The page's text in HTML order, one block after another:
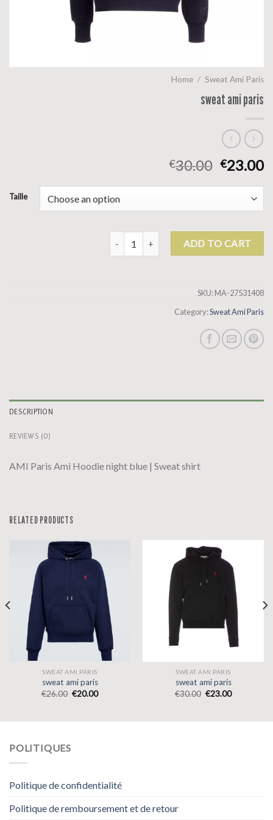
Home / Sweat Ami Paris
sweat ami paris
€30.00 €23.00
Taille
sweat ami paris quantityADD TO CART
SKU:MA-27531408
Category:Sweat Ami Paris
DESCRIPTION
REVIEWS (0)
AMI Paris Ami Hoodie night blue | Sweat shirt
RELATED PRODUCTS
SWEAT AMI PARIS
sweat ami paris
€26.00 €20.00
SWEAT AMI PARIS
sweat ami paris
€30.00 €23.00
POLITIQUES
Politique de confidentialité
Politique de remboursement et de retour